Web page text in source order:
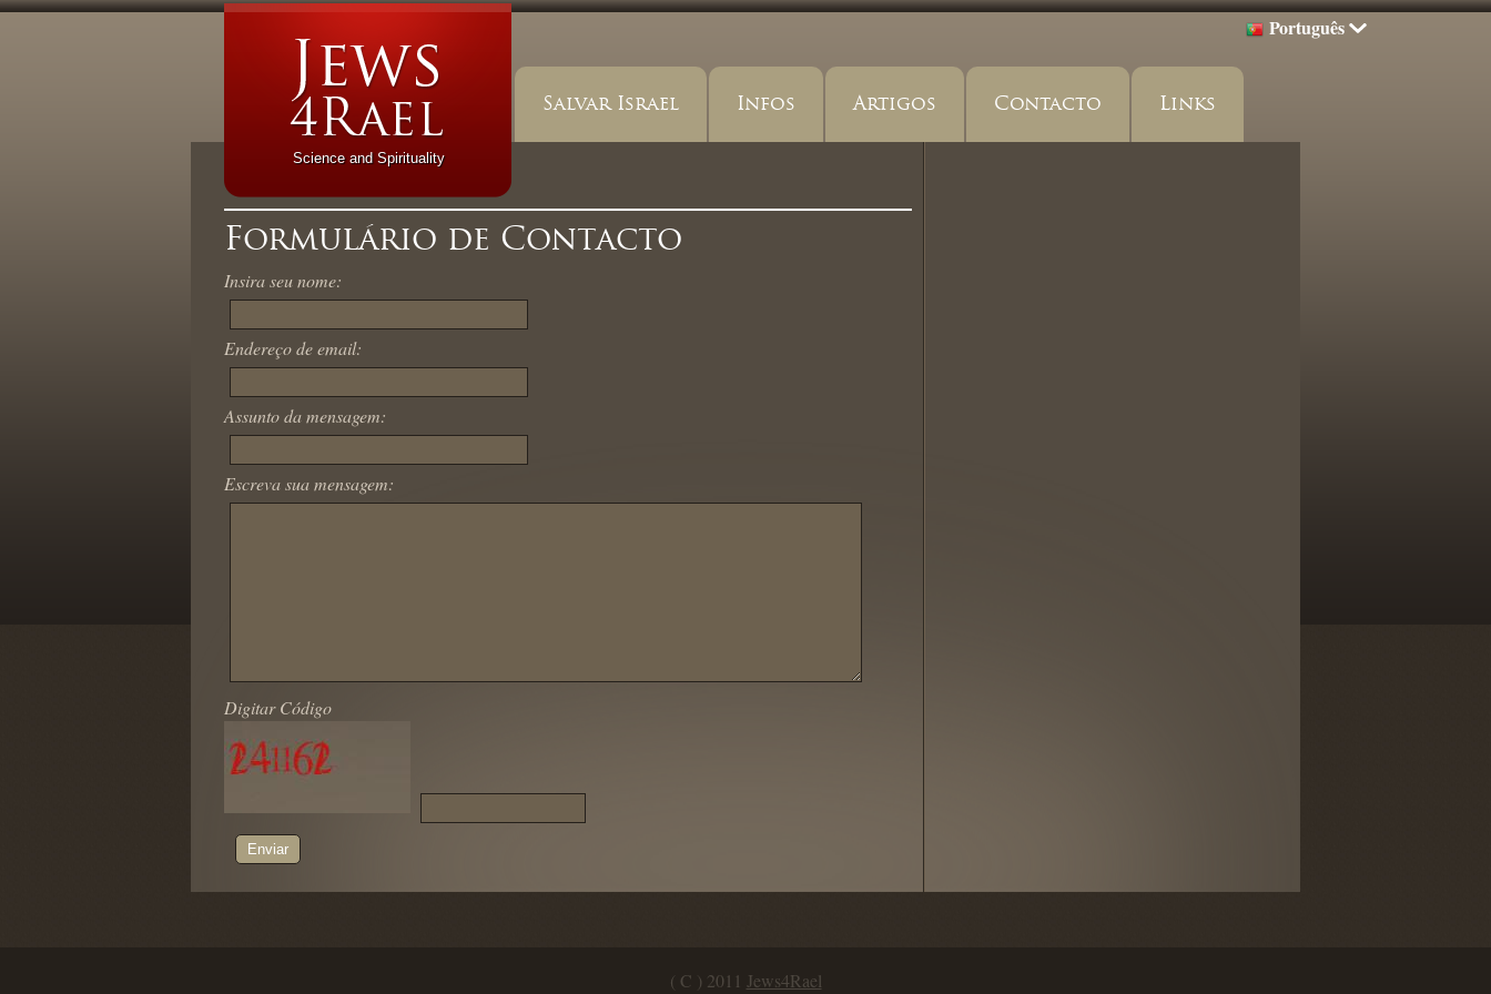
Science and Spirituality
Português
Salvar Israel Infos Artigos Contacto Links
Formulário de Contacto
Insira seu nome:
Endereço de email:
Assunto da mensagem:
Escreva sua mensagem:
Digitar Código
( C ) 2011 Jews4Rael